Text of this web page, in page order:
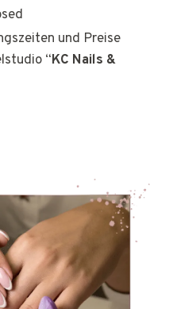
und Preise
“KC Nails &